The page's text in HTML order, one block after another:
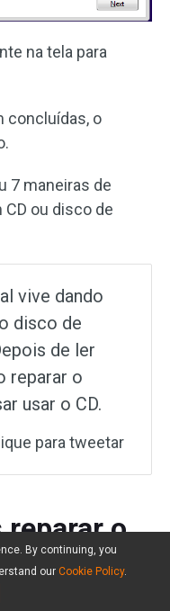
na tela para
concluídas, o
7 maneiras de
ou disco de
vive dando
disco de
de ler
reparar o
usar o CD.
para tweetar
reparar o
By continuing, you
our Cookie Policy.